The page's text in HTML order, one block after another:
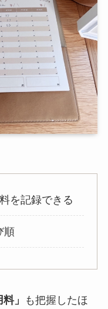
を記録できる
順
料」 も把握したほ